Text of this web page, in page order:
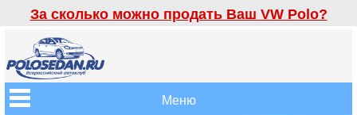
За сколько можно продать Ваш VW Polo?
Меню